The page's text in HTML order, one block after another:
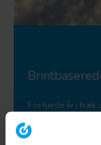
For fjerde år i
værdikæden. I år